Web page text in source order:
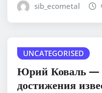
sib_ecometal
UNCATEGORISED
Юрий Коваль —
достижения